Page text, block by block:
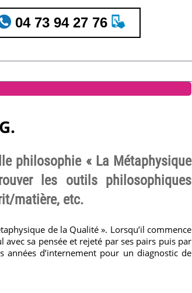
philosophie « La Métaphysique
les outils philosophiques
matière, etc.
de la Qualité ». Lorsqu’il commence
sa pensée et rejeté par ses pairs puis par
d’internement pour un diagnostic de
04 73 94 27 76